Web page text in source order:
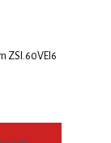
ZSI.60VEI6